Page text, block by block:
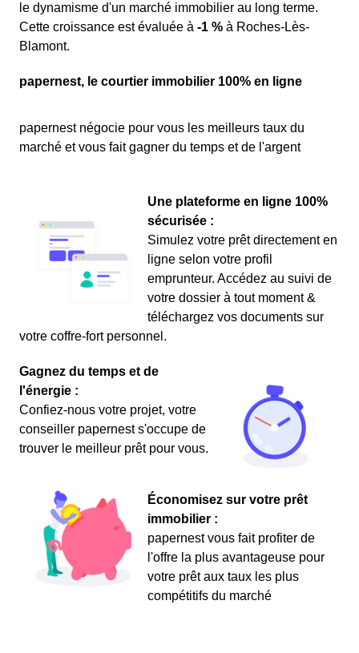
le dynamisme d'un marché immobilier au long terme.
Cette croissance est évaluée à -1 % à Roches-Lès-
Blamont.
papernest, le courtier immobilier 100% en ligne
papernest négocie pour vous les meilleurs taux du
marché et vous fait gagner du temps et de l'argent
Une plateforme en ligne 100%
sécurisée :
Simulez votre prêt directement en
ligne selon votre profil
emprunteur. Accédez au suivi de
votre dossier à tout moment &
téléchargez vos documents sur
votre coffre-fort personnel.
Gagnez du temps et de
l'énergie :
Confiez-nous votre projet, votre
conseiller papernest s'occupe de
trouver le meilleur prêt pour vous.
Économisez sur votre prêt
immobilier :
papernest vous fait profiter de
l'offre la plus avantageuse pour
votre prêt aux taux les plus
compétitifs du marché